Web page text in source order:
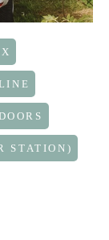
STATION)